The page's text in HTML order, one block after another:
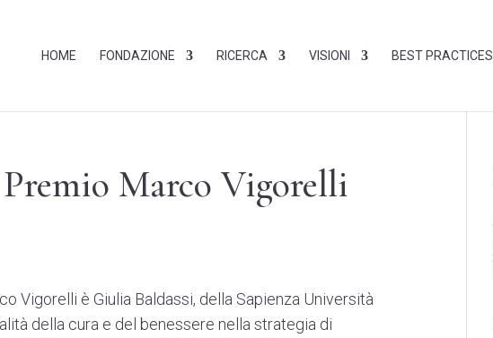
HOME FONDAZIONE RICERCA VISIONI BEST PRACTICES
Marco Vigorelli
Vigorelli è Giulia Baldassi, della Sapienza Università
della cura e del benessere nella strategia di